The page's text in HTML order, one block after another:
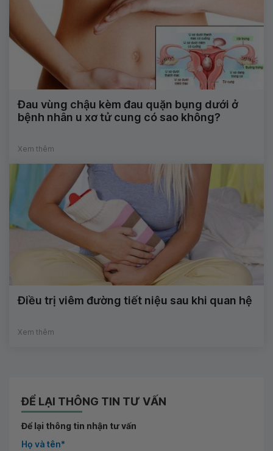
Đau vùng chậu kèm đau quặn bụng dưới ở
bệnh nhân u xơ tử cung có sao không?
Xem thêm
Điều trị viêm đường tiết niệu sau khi quan hệ
Xem thêm
ĐỂ LẠI THÔNG TIN TƯ VẤN
Để lại thông tin nhận tư vấn
Họ và tên*